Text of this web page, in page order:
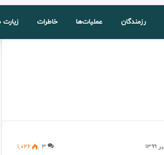
رزمندگان عملیات‌ها خاطرات
۳ ۱,۰۲۶